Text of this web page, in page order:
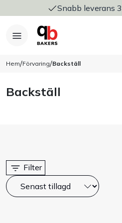
Snabb leverans
Nyheter
Stickvagnar & transport
Hem/Förvaring/Backställ
Backställ
Filter